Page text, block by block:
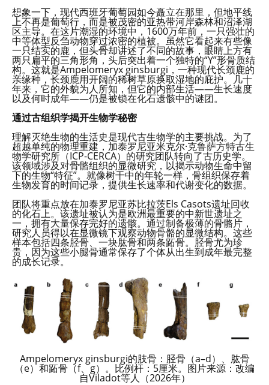
想象一下，现代西班牙葡萄园如今矗立在那里，但地平线
上不再是葡萄行，而是被茂密的亚热带河岸森林和沼泽湖
区主导。在这片潮湿的环境中，1600万年前，一只强壮的
中等体型反刍动物穿过浓密的植被。虽然它看起来有些像
一只结实的鹿，但头骨却讲述了不同的故事，眼睛上方有
两只扁平的三角形角，头后突出着一个独特的“Y”形骨质结
构。这就是Ampelomeryx ginsburgi，一种现代长颈鹿的
亲缘种，长颈鹿用开阔的稀树草原换取湿地的庇护。几十
年来，它的外貌为人所知，但它的内部生活——生长速度
以及何时成年——仍是被锁在化石遗骸中的谜团。
通过古组织学揭开生物学秘密
理解灭绝生物的生活史是现代古生物学的主要挑战。为了
超越单纯的物理重建，加泰罗尼亚米克尔·克鲁萨方特古生
物学研究所（ICP-CERCA）的研究团队转向了古历史学。
该领域涉及对骨骼组织的显微研究，以揭示动物生命中留
下的生物“特征”。就像树干中的年轮一样，骨组织保存着
生物发育的时间记录，提供生长速率和代谢变化的数据。
团队将重点放在加泰罗尼亚苏比拉茨Els Casots遗址回收
的化石上。该遗址被认为是欧洲最重要的中新世遗址之
一，拥有大量保存完好的遗骸。通过制备极薄的骨骼片，
研究人员得以在显微镜下观察动物骨骼的显微结构。这些
样本包括四条胫骨、一块肱骨和两条跖骨。胫骨尤为珍
贵，因为这些小腿骨通常保存了个体从出生到成年最完整
的成长记录。
Ampelomeryx ginsburgi的肢骨：胫骨（a–d）、肱骨
（e）和跖骨（f、g）。比例杆：5厘米。图片来源：改编
自Viladot等人（2026年）